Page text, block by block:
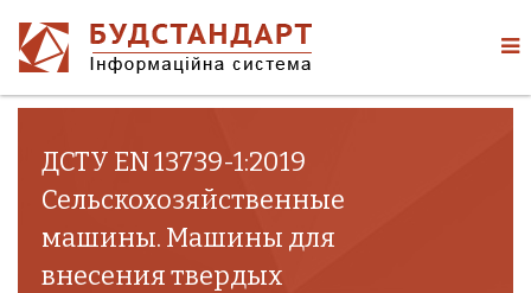
ДСТУ EN 13739-1:2019
Сельскохозяйственные
машины. Машины для
внесения твердых